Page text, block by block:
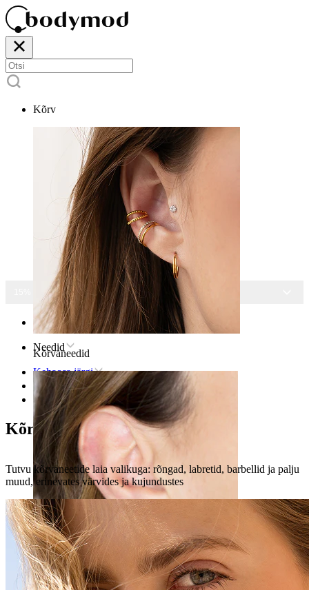
Kõrv
Kõrvaneedid
15% ALLA KÕIGILT EHETELT
Avaleht
Needid
Kehaosa järgi
Kõrv
Kõrvanibu
Kõrvaneedid
Tutvu kõrvaneetide laia valikuga: rõngad, labretid, barbellid ja palju
muud, erinevates värvides ja kujundustes